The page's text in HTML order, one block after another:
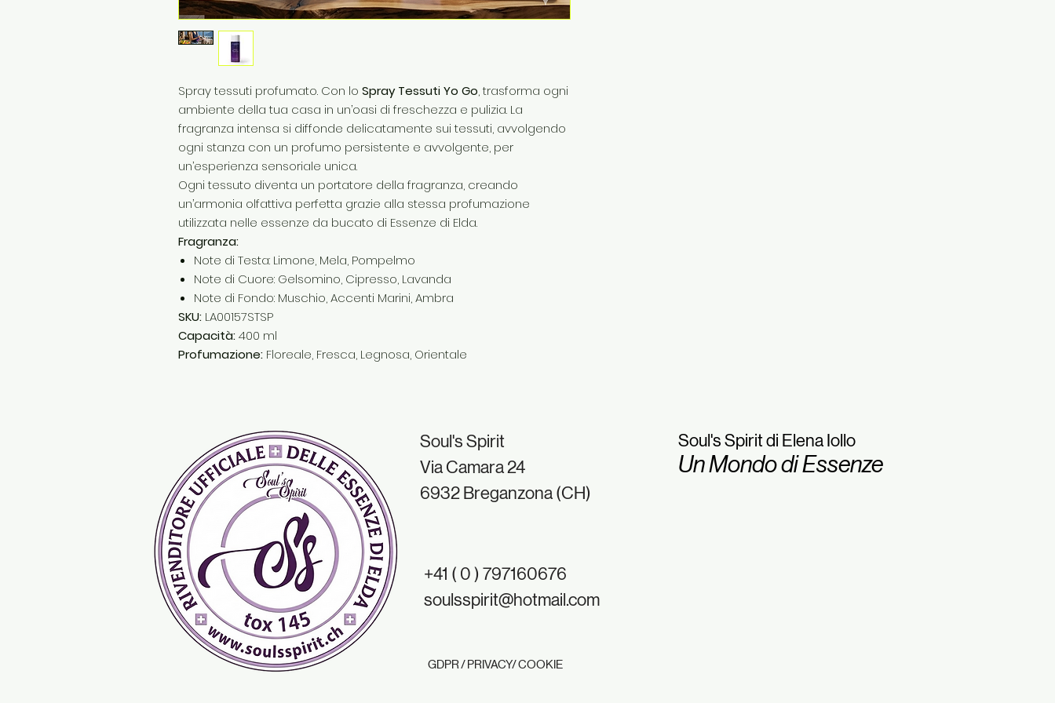
Spray tessuti profumato. Con lo Spray Tessuti Yo Go, trasforma ogni
ambiente della tua casa in un’oasi di freschezza e pulizia. La
fragranza intensa si diffonde delicatamente sui tessuti, avvolgendo
ogni stanza con un profumo persistente e avvolgente, per
un’esperienza sensoriale unica.
Ogni tessuto diventa un portatore della fragranza, creando
un’armonia olfattiva perfetta grazie alla stessa profumazione
utilizzata nelle essenze da bucato di Essenze di Elda.
Fragranza:
Note di Testa: Limone, Mela, Pompelmo
Note di Cuore: Gelsomino, Cipresso, Lavanda
Note di Fondo: Muschio, Accenti Marini, Ambra
SKU: LA00157STSP
Capacità:400 ml
Profumazione: Floreale, Fresca, Legnosa, Orientale
Soul's Spirit
Via Camara 24
6932 Breganzona (CH)
Soul's Spirit di Elena Iollo
Un Mondo di Essenze
+41 ( 0 ) 797160676
soulsspirit@hotmail.com
GDPR / PRIVACY/ COOKIE